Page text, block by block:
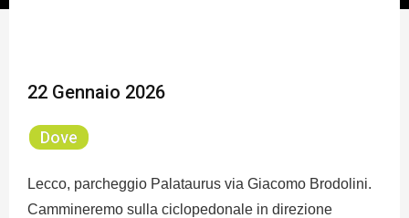
22 Gennaio 2026
Dove
Lecco, parcheggio Palataurus via Giacomo Brodolini.
Cammineremo sulla ciclopedonale in direzione